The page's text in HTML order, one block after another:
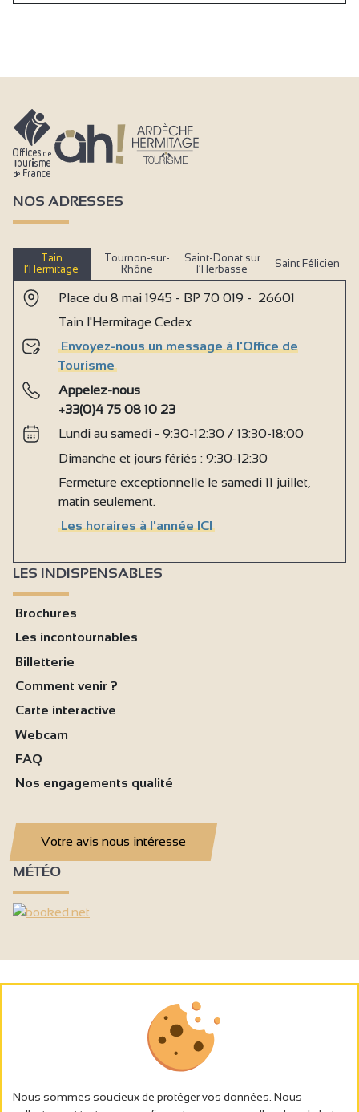
NOS ADRESSES
Tain
l’Hermitage
Tournon-sur-
Rhône
Saint-Donat sur
l’Herbasse
Saint Félicien
Place du 8 mai 1945 - BP 70 019 - 26601
Tain l'Hermitage Cedex
Envoyez-nous un message à l'Office de
Tourisme
Appelez-nous
+33(0)4 75 08 10 23
Lundi au samedi - 9:30-12:30 / 13:30-18:00
Dimanche et jours fériés : 9:30-12:30
Fermeture exceptionnelle le samedi 11 juillet,
matin seulement.
Les horaires à l'année ICI
LES INDISPENSABLES
Brochures
Les incontournables
Billetterie
Comment venir ?
Carte interactive
Webcam
FAQ
Nos engagements qualité
Votre avis nous intéresse
MÉTÉO
Nous sommes soucieux de protéger vos données. Nous